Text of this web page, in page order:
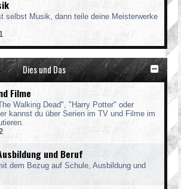
selbst Musik, dann teile deine Meisterwerke
Dies und Das
Filme
Walking Dead", "Harry Potter" oder
kannst du über Serien im TV und Filme im
und Beruf
dem Bezug auf Schule, Ausbildung und